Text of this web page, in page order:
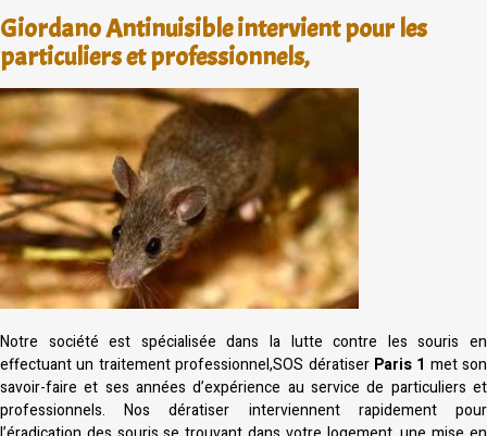
Giordano Antinuisible intervient pour les
particuliers et professionnels,
Notre société est spécialisée dans la lutte contre les souris en
effectuant un traitement professionnel,SOS dératiser Paris 1 met son
savoir-faire et ses années d’expérience au service de particuliers et
professionnels. Nos dératiser interviennent rapidement pour